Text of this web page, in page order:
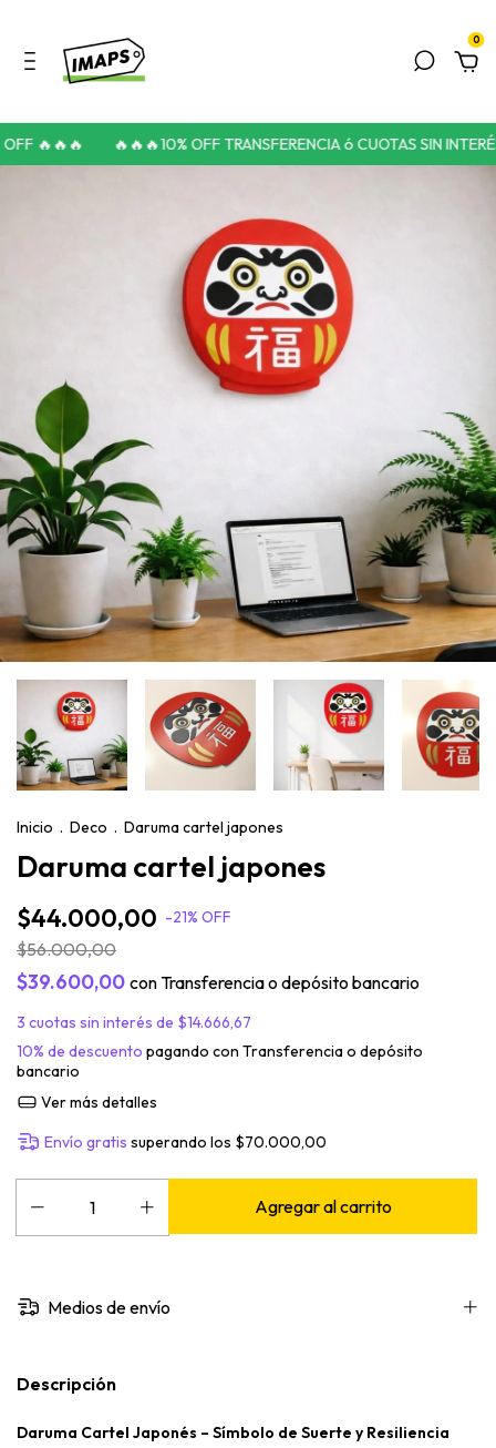
0
🔥🔥🔥 🔥🔥🔥10% OFF TRANSFERENCIA ó CUOTAS SIN
Inicio . Deco . Daruma cartel japones
Daruma cartel japones
$44.000,00 -21% OFF
$56.000,00
$39.600,00 conTransferencia o depósito bancario
3 cuotas sin interés de $14.666,67
10% de descuento pagando con Transferencia o depósito
bancario
Ver más detalles
Envío gratis superando los $70.000,00
Medios de envío
Descripción
Daruma Cartel Japonés – Símbolo de Suerte y Resiliencia